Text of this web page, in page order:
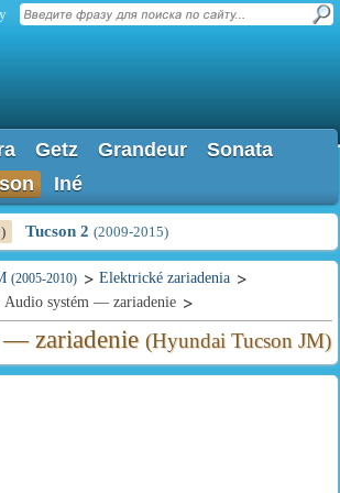
Getz Grandeur
Sonata
Iné
Tucson 2 (2009-2015)
(2005-2010)
Elektrické zariadenia
Audio systém — zariadenie
zariadenie (Hyundai Tucson JM)